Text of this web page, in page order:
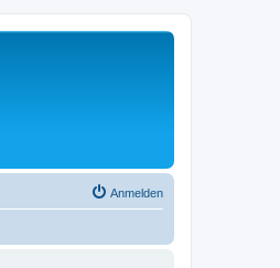
Anmelden